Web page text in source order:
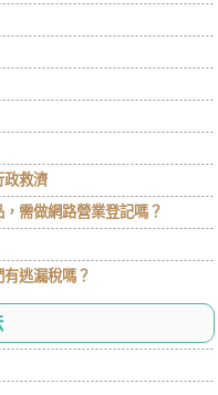
政救濟
需做網路營業登記嗎？
逃漏稅嗎？